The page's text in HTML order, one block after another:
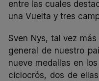
entre las cuales
una Vuelta y tres
Sven Nys, tal vez
general de nuestro
nueve medallas en
ciclocrós, dos de